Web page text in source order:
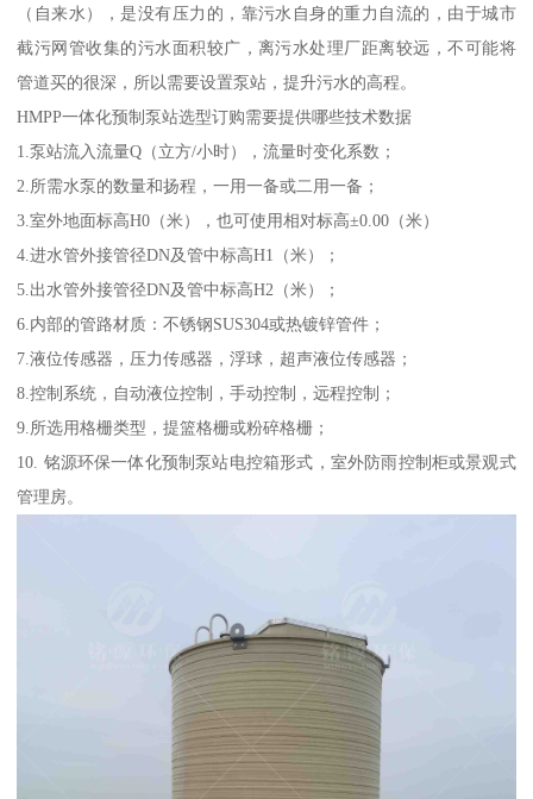
（自来水），是没有压力的，靠污水自身的重力自流的，由于城市
截污网管收集的污水面积较广，离污水处理厂距离较远，不可能将
管道买的很深，所以需要设置泵站，提升污水的高程。
HMPP一体化预制泵站选型订购需要提供哪些技术数据
1.泵站流入流量Q（立方/小时），流量时变化系数；
2.所需水泵的数量和扬程，一用一备或二用一备；
3.室外地面标高H0（米），也可使用相对标高±0.00（米）
4.进水管外接管径DN及管中标高H1（米）；
5.出水管外接管径DN及管中标高H2（米）；
6.内部的管路材质：不锈钢SUS304或热镀锌管件；
7.液位传感器，压力传感器，浮球，超声液位传感器；
8.控制系统，自动液位控制，手动控制，远程控制；
9.所选用格栅类型，提篮格栅或粉碎格栅；
10. 铭源环保一体化预制泵站电控箱形式，室外防雨控制柜或景观式
管理房。